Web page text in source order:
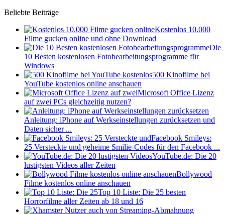
Beliebte Beiträge
Kostenlos 10.000
Filme gucken online und ohne Download
Die
10 Besten kostenlosen Fotobearbeitungsprogramme für
Windows
500 Kinofilme bei
YouTube kostenlos online anschauen
Microsoft Office Lizenz
auf zwei PCs gleichzeitig nutzen?
Anleitung: iPhone auf Werkseinstellungen zurücksetzen und
Daten sicher ...
Facebook Smileys:
25 Versteckte und geheime Smilie-Codes für den Facebook ...
YouTube.de: Die 20
lustigsten Videos aller Zeiten
Bollywood
Filme kostenlos online anschauen
Top 10 Liste: Die 25 besten
Horrorfilme aller Zeiten ab 18 und 16